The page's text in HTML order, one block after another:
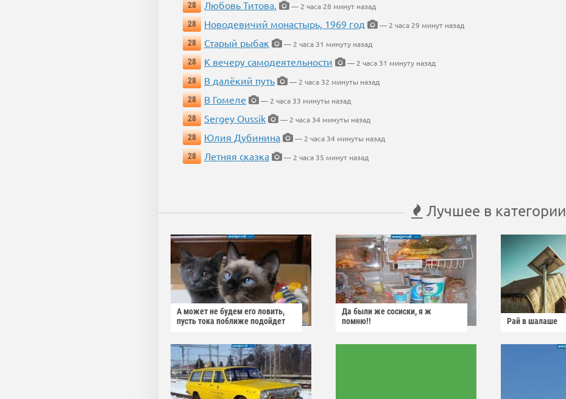
28
Любовь Титова.
— 2 часа 28 минут назад
28
Новодевичий монастырь, 1969 год
— 2 часа 29 минут назад
28
Старый рыбак
— 2 часа 31 минуту назад
28
К вечеру самодеятельности
— 2 часа 31 минуту назад
28
В далёкий путь
— 2 часа 32 минуты назад
28
В Гомеле
— 2 часа 33 минуты назад
28
Sergey Oussik
— 2 часа 34 минуты назад
28
Юлия Дубинина
— 2 часа 34 минуты назад
28
Летняя сказка — 2 часа 35 минут назад
Лучшее в категории
А может не будем его ловить,
пусть тока поближе подойдет
Да были же сосиски, я ж
помню!!
Рай в шалаше